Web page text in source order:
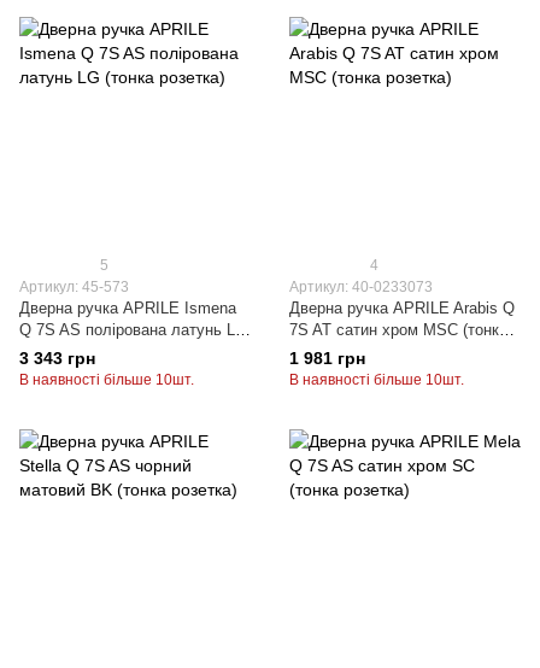
5
Артикул: 45-573
Дверна ручка APRILE Ismena
Q 7S AS полірована латунь LG
(тонка розетка)
3 343 грн
В наявності більше 10шт.
4
Артикул: 40-0233073
Дверна ручка APRILE Arabis Q
7S AT сатин хром MSC (тонка
розетка)
1 981 грн
В наявності більше 10шт.